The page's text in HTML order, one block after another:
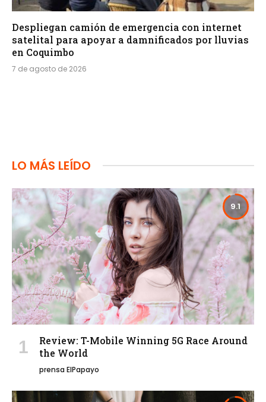
Despliegan camión de emergencia con internet
satelital para apoyar a damnificados por lluvias
en Coquimbo
7 de agosto de 2026
LO MÁS LEÍDO
9.1
Review: T-Mobile Winning 5G Race Around
the World
prensa ElPapayo